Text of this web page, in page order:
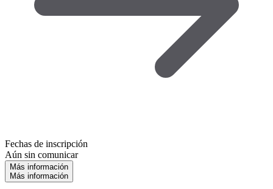
Fechas de inscripción
Aún sin comunicar
Más información
Más información